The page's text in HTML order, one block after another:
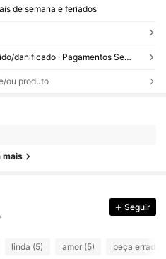
de semana e feriados
Reenviar se o item estiver perdido/danificado · Pagamentos Seguros · Proteção de privacidade
ou produto
mais
Seguir
linda (5) amor (5) peça errada